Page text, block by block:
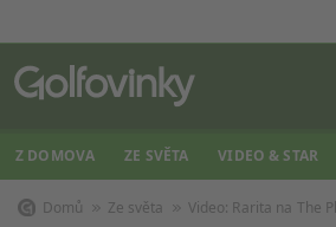
Z DOMOVA ZE SVĚTA VIDEO & STAR
Domů Ze světa Video: Rarita na The